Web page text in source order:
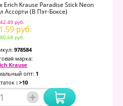
Erich Krause Paradise Stick Neon
Ассорти (в Пэт-Боксе)
руб.
руб.
руб.
978584
марка:
Krause
опт: 1
: >10
+